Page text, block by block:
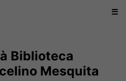
☰
Biblioteca
Mesquita